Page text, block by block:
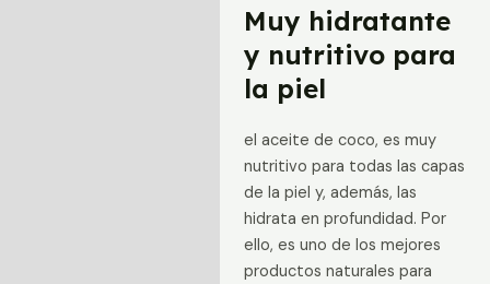
Muy hidratante
y nutritivo para
la piel
el aceite de coco, es muy
nutritivo para todas las capas
de la piel y, además, las
hidrata en profundidad. Por
ello, es uno de los mejores
productos naturales para